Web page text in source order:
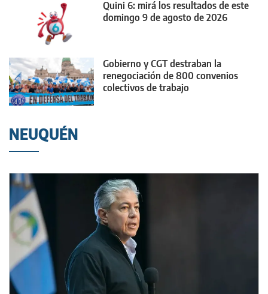
Quini 6: mirá los resultados de este
domingo 9 de agosto de 2026
Gobierno y CGT destraban la
renegociación de 800 convenios
colectivos de trabajo
NEUQUÉN